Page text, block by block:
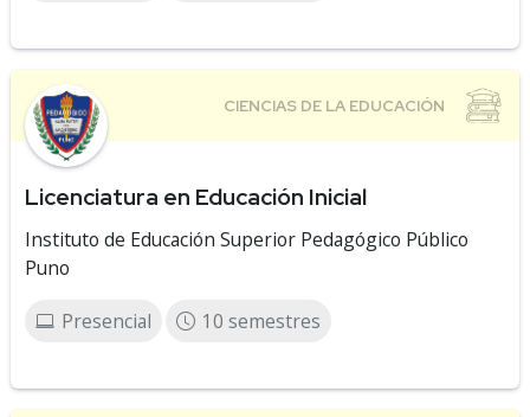
Licenciatura en Educación Inicial
Instituto de Educación Superior Pedagógico Público
Puno
Presencial 10 semestres